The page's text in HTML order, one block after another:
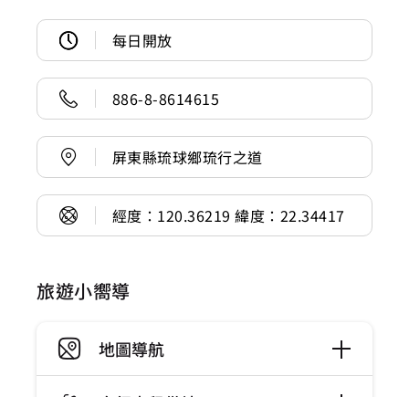
每日開放
886-8-8614615
屏東縣琉球鄉琉行之道
經度：120.36219 緯度：22.34417
旅遊小嚮導
地圖導航